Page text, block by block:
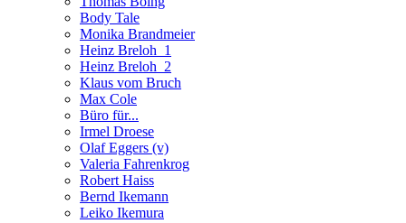
Body Tale
Monika Brandmeier
Heinz Breloh_1
Heinz Breloh_2
Klaus vom Bruch
Max Cole
Büro für...
Irmel Droese
Olaf Eggers (v)
Valeria Fahrenkrog
Robert Haiss
Bernd Ikemann
Leiko Ikemura